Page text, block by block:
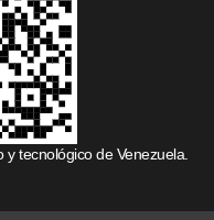
tecnológico de Venezuela.